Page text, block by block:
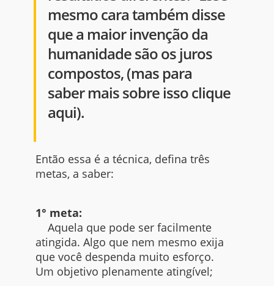
mesmo cara também disse
que a maior invenção da
humanidade são os juros
compostos, (mas para
saber mais sobre isso clique
aqui).
Então essa é a técnica, defina três
metas, a saber:
1° meta:
Aquela que pode ser facilmente
atingida. Algo que nem mesmo exija
que você despenda muito esforço.
Um objetivo plenamente atingível;